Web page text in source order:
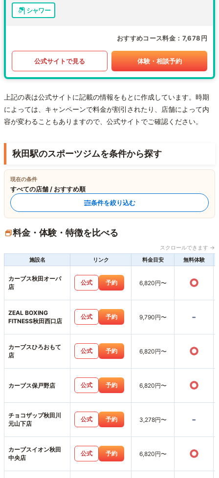
シャワー
おすすめコース料金 7,678円
公式サイトで見る 体験・相談予約
上記の表は公式サイトに記載の情報をもとに作成しています。時期
によっては、キャンペーンで料金が割引されたり、店舗によって内
容が変わることもありますので、公式サイトでご確認ください。
秋田駅のスポーツジムを条件から探す
現在の条件
すべての店舗 / おすすめ順
条件を絞り込む
料金・体験・特徴を比べる
スクロールできます →
施設名
リンク 料金目安 無料体験
カーブス秋田オーパ
店
公式 予約 6,820円〜 ○
ZEAL BOXING
FITNESS秋田西口店
公式 予約 9,790円〜 -
カーブスひろおもて
店
公式 予約 6,820円〜 ○
カーブス保戸野店 公式 予約 6,820円〜 ○
チョコザップ秋田川
元山下店
公式 予約 3,278円〜 -
カーブスイオン秋田
中央店
公式 予約 6,820円〜 ○